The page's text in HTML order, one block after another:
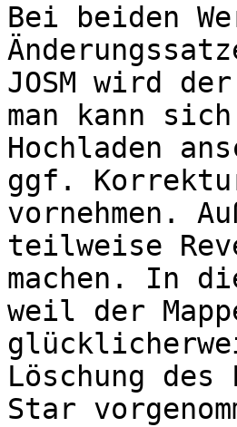
Bei beiden
JOSM wird
man kann
Hochladen
ggf.
vornehmen.
teilweise
machen. In
weil der
Löschung des
Star